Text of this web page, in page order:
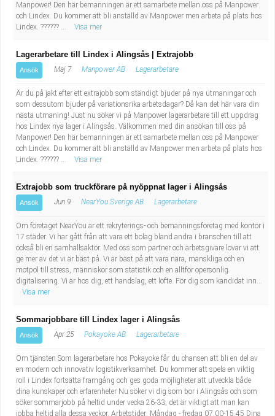
Manpower! Den här bemanningen är ett samarbete mellan oss på Manpower
och Lindex. Du kommer att bli anställd av Manpower men arbeta på plats hos
Lindex. ?????? ...
Visa mer
Lagerarbetare till Lindex i Alingsås | Extrajobb
Ansök Maj 7 Manpower AB Lagerarbetare
Är du på jakt efter ett extrajobb som ständigt bjuder på nya utmaningar och
som dessutom bjuder på variationsrika arbetsdagar? Då kan det här vara din
nästa utmaning! Just nu söker vi på Manpower lagerarbetare till ett uppdrag
hos Lindex nya lager i Alingsås. Välkommen med din ansökan till oss på
Manpower! Den här bemanningen är ett samarbete mellan oss på Manpower
och Lindex. Du kommer att bli anställd av Manpower men arbeta på plats hos
Lindex. ?????? ...
Visa mer
Extrajobb som truckförare på nyöppnat lager i Alingsås
Ansök Jun 9 NearYou Sverige AB Lagerarbetare
Om företaget NearYou är ett rekryterings- och bemanningsföretag med kontor i
17 städer. Vi har gått från att vara ett bolag bland andra i branschen till att
också bli en samhällsaktör. Med oss som partner och arbetsgivare lovar vi att
ge mer av det vi är bäst på. Vi är bäst på att vara nära, mänskliga och en
motpol till stress, människor som statistik och en alltför opersonlig
digitalisering. Vi är hos dig, ett handslag, ett löfte. För dig som kandidat inn...
Visa mer
Sommarjobbare till Lindex lager i Alingsås
Ansök Apr 25 Pokayoke AB Lagerarbetare
Om tjänsten Som lagerarbetare hos Pokayoke får du chansen att bli en del av
en modern och innovativ logistikverksamhet. Du kommer att spela en viktig
roll i Lindex fortsatta framgång och ges goda möjligheter att utveckla både
dina kunskaper och erfarenheter Nu söker vi dig som bor i Alingsås och som
söker sommarjobb på heltid under vecka 26-33, det är viktigt att man kan
jobba heltid alla dessa veckor. Arbetstider: Måndag - fredag 07.00-15.45 Dina